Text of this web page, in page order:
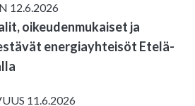
12.6.2026
oikeudenmukaiset ja
energiayhteisöt Etelä-
11.6.2026